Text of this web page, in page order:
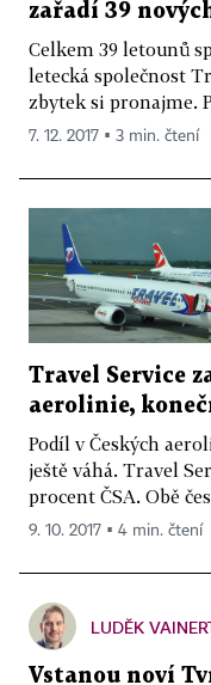
zařadí 39
Celkem 39 letounů
letecká společnost
zbytek si pronajme.
7. 12. 2017 ▪ 3 min. čtení
Travel Service
aerolinie,
Podíl v Českých
ještě váhá. Travel
procent ČSA. Obě
9. 10. 2017 ▪ 4 min. čtení
LUDĚK
Vstanou noví